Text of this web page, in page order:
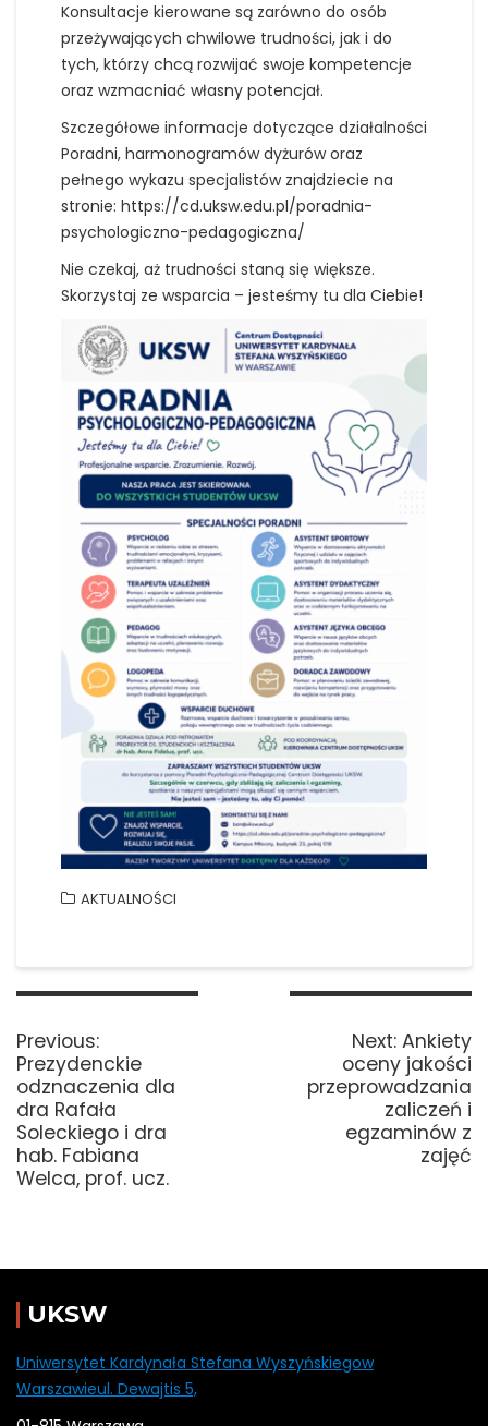
Konsultacje kierowane są zarówno do osób
przeżywających chwilowe trudności, jak i do
tych, którzy chcą rozwijać swoje kompetencje
oraz wzmacniać własny potencjał.
Szczegółowe informacje dotyczące działalności
Poradni, harmonogramów dyżurów oraz
pełnego wykazu specjalistów znajdziecie na
stronie: https://cd.uksw.edu.pl/poradnia-
psychologiczno-pedagogiczna/
Nie czekaj, aż trudności staną się większe.
Skorzystaj ze wsparcia – jesteśmy tu dla Ciebie!
AKTUALNOŚCI
Nawigacja
Previous:Previous
post:
Prezydenckie
odznaczenia dla
dra Rafała
Soleckiego i dra
hab. Fabiana
Welca, prof. ucz.
Next: Next
post:
Ankiety
oceny jakości
przeprowadzania
zaliczeń i
egzaminów z
zajęć
UKSW
Uniwersytet Kardynała Stefana Wyszyńskiegow
Warszawieul. Dewajtis 5,